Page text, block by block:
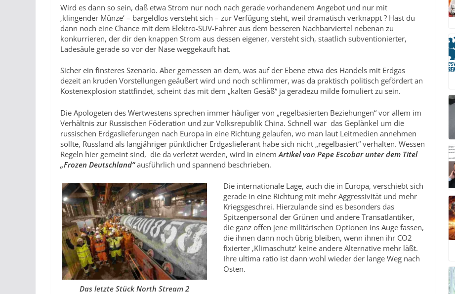
Wird es dann so sein, daß etwa Strom nur noch nach gerade vorhandenem Angebot und nur mit
‚klingender Münze‘ – bargeldlos versteht sich – zur Verfügung steht, weil dramatisch verknappt ? Hast du
dann noch eine Chance mit dem Elektro-SUV-Fahrer aus dem besseren Nachbarviertel nebenan zu
konkurrieren, der dir den knappen Strom aus dessen eigener, versteht sich, staatlich subventionierter,
Ladesäule gerade so vor der Nase weggekauft hat.
Sicher ein finsteres Szenario. Aber gemessen an dem, was auf der Ebene etwa des Handels mit Erdgas
dezeit an kruden Vorstellungen geäußert wird und noch schlimmer, was da praktisch politisch gefördert an
Kostenexplosion stattfindet, scheint das mit dem „kalten Gesäß“ ja geradezu milde fomuliert zu sein.
Die Apologeten des Wertwestens sprechen immer häufiger von „regelbasierten Beziehungen“ vor allem im
Verhältnis zur Russischen Föderation und zur Volksrepublik China. Schnell war das Geplänkel um die
russischen Erdgaslieferungen nach Europa in eine Richtung gelaufen, wo man laut Leitmedien annehmen
sollte, Russland als langjähriger pünktlicher Erdgaslieferant habe sich nicht „regelbasiert“ verhalten. Wessen
Regeln hier gemeint sind, die da verletzt werden, wird in einemArtikel von Pepe Escobar unter dem Titel
„Frozen Deutschland“ausführlich und spannend beschrieben.
Das letzte Stück North Stream 2
Die internationale Lage, auch die in Europa, verschiebt sich
gerade in eine Richtung mit mehr Aggressivität und mehr
Kriegsgeschrei. Hierzulande sind es besonders das
Spitzenpersonal der Grünen und andere Transatlantiker,
die ganz offen jene militärischen Optionen ins Auge fassen,
die ihnen dann noch übrig bleiben, wenn ihnen ihr CO2
fixierter ‚Klimaschutz‘ keine andere Alternative mehr läßt.
Ihre ultima ratio ist dann wohl wieder der lange Weg nach
Osten.